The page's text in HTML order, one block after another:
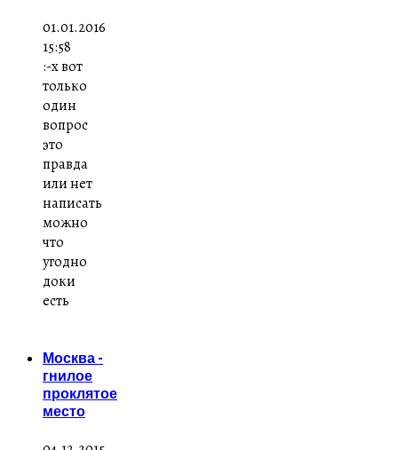
01.01.2016
15:58
:-x вот
только
один
вопрос
это
правда
или нет
написать
можно
что
угодно
доки
есть
Москва -
гнилое
проклятое
место